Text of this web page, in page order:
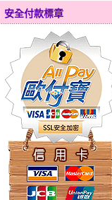
只愛你～男黃金戒指
彩蝶倩影～金銀鋼套鍊
安全付款標章